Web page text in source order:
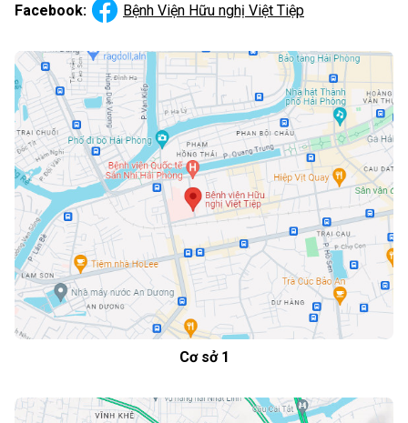
Facebook:
Bệnh Viện Hữu nghị Việt Tiệp
Cơ sở 1